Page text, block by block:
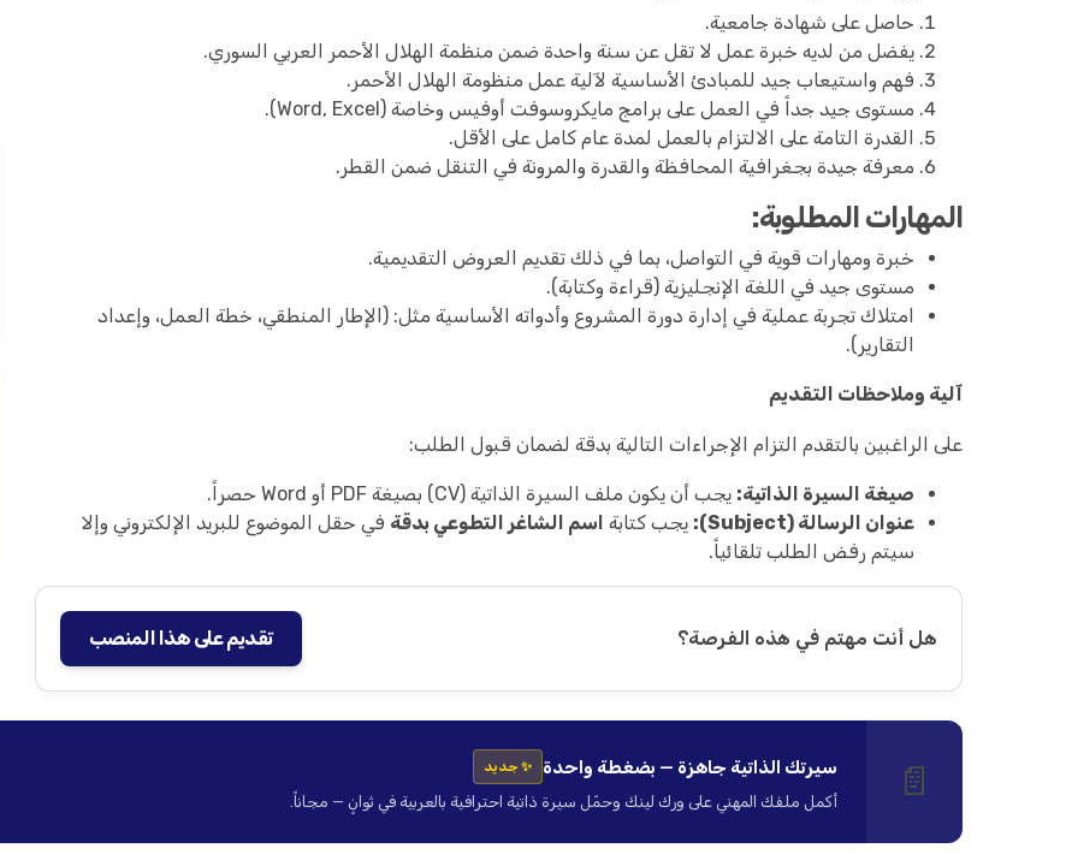
حاصل على شهادة جامعية.
يفضل من لديه خبرة عمل لا تقل عن سنة واحدة ضمن منظمة الهلال الأحمر العربي السوري.
فهم واستيعاب جيد للمبادئ الأساسية لآلية عمل منظومة الهلال الأحمر.
مستوى جيد جداً في العمل على برامج مايكروسوفت أوفيس وخاصة (Word, Excel).
القدرة التامة على الالتزام بالعمل لمدة عام كامل على الأقل.
معرفة جيدة بجغرافية المحافظة والقدرة والمرونة في التنقل ضمن القطر.
المهارات المطلوبة:
خبرة ومهارات قوية في التواصل، بما في ذلك تقديم العروض التقديمية.
مستوى جيد في اللغة الإنجليزية (قراءة وكتابة).
امتلاك تجربة عملية في إدارة دورة المشروع وأدواته الأساسية مثل: (الإطار المنطقي، خطة العمل، وإعداد
التقارير).
آلية وملاحظات التقديم
على الراغبين بالتقدم التزام الإجراءات التالية بدقة لضمان قبول الطلب:
صيغة السيرة الذاتية: يجب أن يكون ملف السيرة الذاتية (CV) بصيغة PDF أو Word حصراً.
عنوان الرسالة (Subject):
يجب كتابة اسم الشاغر التطوعي بدقة في حقل الموضوع للبريد الإلكتروني وإلا
سيتم رفض الطلب تلقائياً.
هل أنت مهتم في هذه الفرصة؟ تقديم على هذا المنصب
📄 سيرتك الذاتية جاهزة — بضغطة واحدة ✨ جديد
أكمل ملفك المهني على ورك لينك وحمّل سيرة ذاتية احترافية بالعربية في ثوانٍ — مجاناً.